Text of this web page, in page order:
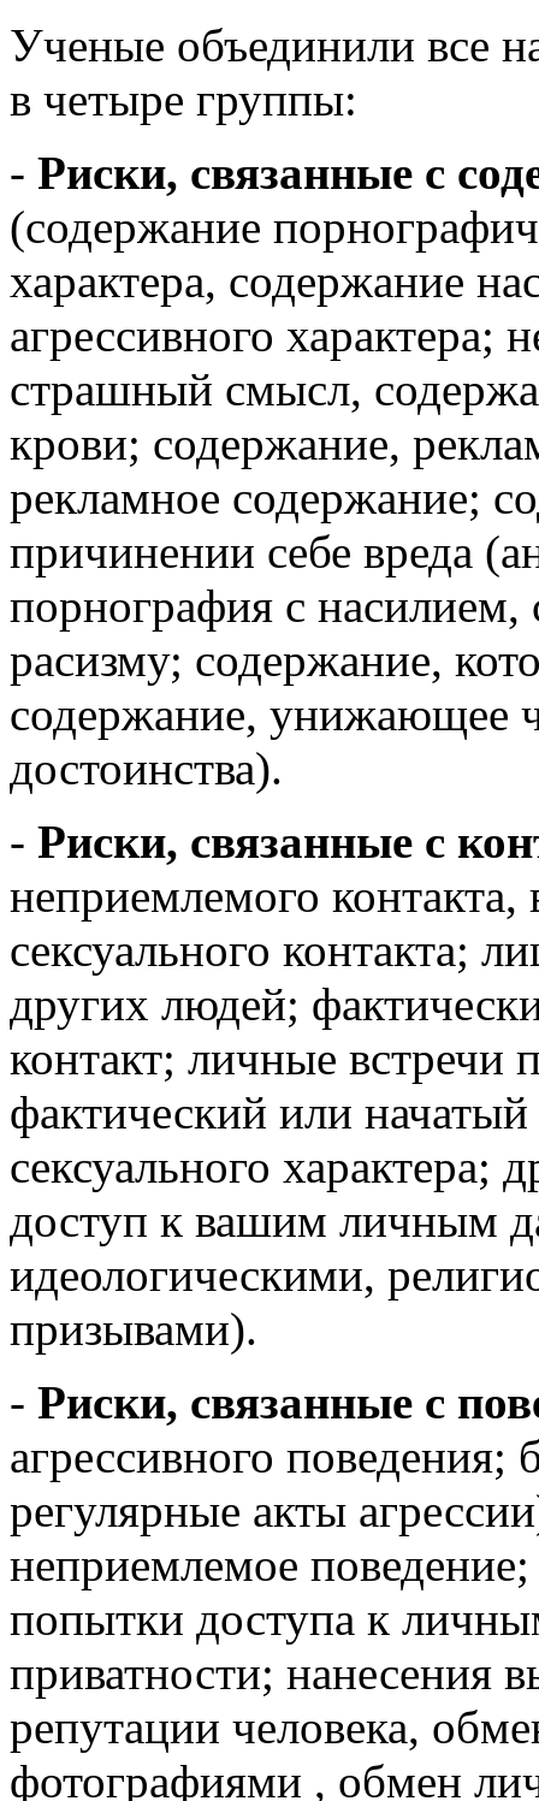
Ученые объединили все
в четыре группы:
- Риски, связанные с
(содержание
характера, содержание
агрессивного характера;
страшный смысл,
крови; содержание,
рекламное содержание;
причинении себе вреда
порнография с
расизму; содержание,
содержание, унижающее
достоинства).
- Риски, связанные с
неприемлемого
сексуального контакта;
других людей;
контакт; личные встречи
фактический или
сексуального характера;
доступ к вашим личным
идеологическими,
призывами).
- Риски, связанные с
агрессивного поведения;
регулярные акты
неприемлемое
попытки доступа к
приватности; нанесения
репутации человека,
фотографиями , обмен